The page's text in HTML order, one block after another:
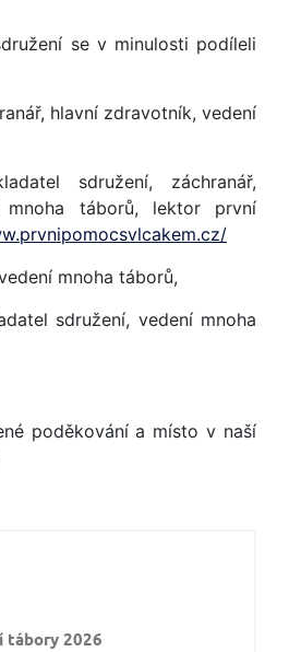
se v minulosti podíleli
hlavní zdravotník, vedení
sdružení, záchranář,
mnoha táborů, lektor první
mnoha táborů,
sdružení, vedení mnoha
poděkování a místo v naší
tábory 2026